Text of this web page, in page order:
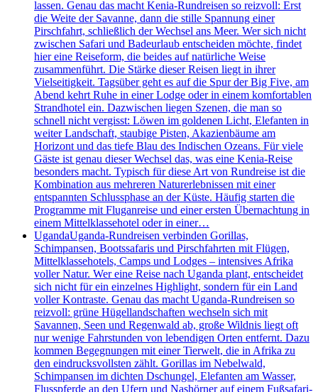
lassen. Genau das macht Kenia-Rundreisen so reizvoll: Erst
die Weite der Savanne, dann die stille Spannung einer
Pirschfahrt, schließlich der Wechsel ans Meer. Wer sich nicht
zwischen Safari und Badeurlaub entscheiden möchte, findet
hier eine Reiseform, die beides auf natürliche Weise
zusammenführt. Die Stärke dieser Reisen liegt in ihrer
Vielseitigkeit. Tagsüber geht es auf die Spur der Big Five, am
Abend kehrt Ruhe in einer Lodge oder in einem komfortablen
Strandhotel ein. Dazwischen liegen Szenen, die man so
schnell nicht vergisst: Löwen im goldenen Licht, Elefanten in
weiter Landschaft, staubige Pisten, Akazienbäume am
Horizont und das tiefe Blau des Indischen Ozeans. Für viele
Gäste ist genau dieser Wechsel das, was eine Kenia-Reise
besonders macht. Typisch für diese Art von Rundreise ist die
Kombination aus mehreren Naturerlebnissen mit einer
entspannten Schlussphase an der Küste. Häufig starten die
Programme mit Fluganreise und einer ersten Übernachtung in
einem Mittelklassehotel oder in einer…
UgandaUganda-Rundreisen verbinden Gorillas,
Schimpansen, Bootssafaris und Pirschfahrten mit Flügen,
Mittelklassehotels, Camps und Lodges – intensives Afrika
voller Natur. Wer eine Reise nach Uganda plant, entscheidet
sich nicht für ein einzelnes Highlight, sondern für ein Land
voller Kontraste. Genau das macht Uganda-Rundreisen so
reizvoll: grüne Hügellandschaften wechseln sich mit
Savannen, Seen und Regenwald ab, große Wildnis liegt oft
nur wenige Fahrstunden von lebendigen Orten entfernt. Dazu
kommen Begegnungen mit einer Tierwelt, die in Afrika zu
den eindrucksvollsten zählt. Gorillas im Nebelwald,
Schimpansen im dichten Dschungel, Elefanten am Wasser,
Flusspferde an den Ufern und Nashörner auf einem Fußsafari-